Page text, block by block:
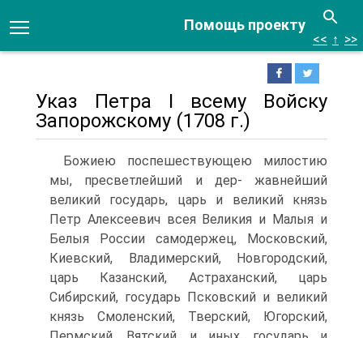
Помощь проекту
<< ↑ >>
Указ Петра І всему Войску
Запорожскому (1708 г.)
Божиею поспешествующею милостию
мы, пресветлейший и дер- жавнейший
великий государь, царь и великий князь
Петр Алексе­евич всея Великия и Малыя и
Белыя России самодержец, Москов­ский,
Киевский, Владимерский, Новгородский,
царь Казанский, Астраханский, царь
Сибирский, государь Псковский и великий
князь Смоленский, Тверский, Югорский,